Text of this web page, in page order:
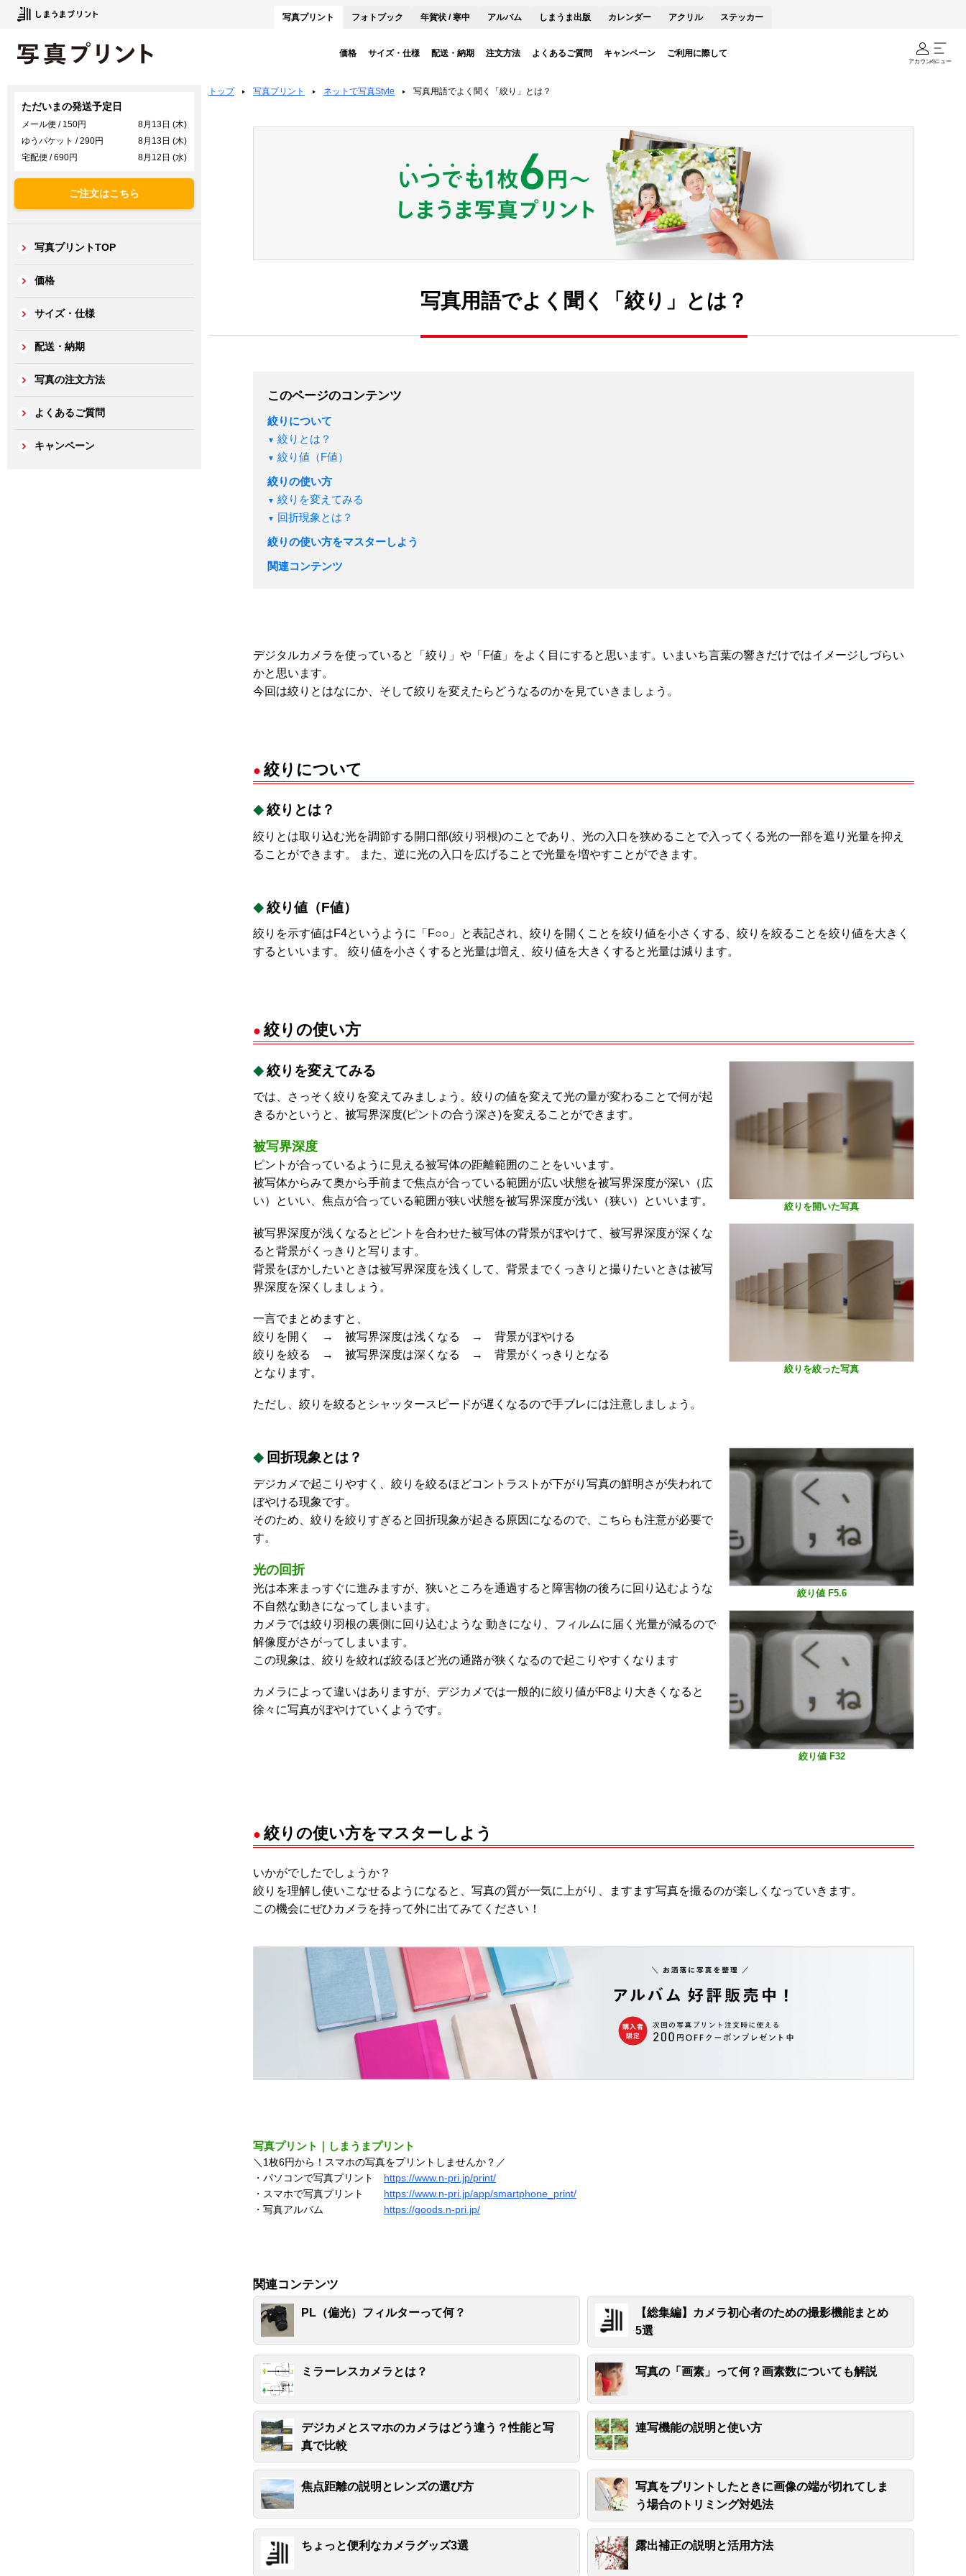
写真プリント フォトブック 年賀状 / 寒中 アルバム しまうま出版 カレンダー アクリル ステッカー
価格 サイズ・仕様 配送・納期 注文方法 よくあるご質問 キャンペーン ご利用に際して
アカウントメニュー
ただいまの発送予定日
メール便 / 150円
8月13日 (木)
ゆうパケット / 290円
8月13日 (木)
宅配便 / 690円
8月12日 (水)
ご注文はこちら
写真プリントTOP
価格
サイズ・仕様
配送・納期
写真の注文方法
よくあるご質問
キャンペーン
トップ 写真プリント ネットで写真Style 写真用語でよく聞く「絞り」とは？
写真用語でよく聞く「絞り」とは？
このページのコンテンツ
絞りについて
絞りとは？
絞り値（F値）
絞りの使い方
絞りを変えてみる
回折現象とは？
絞りの使い方をマスターしよう
関連コンテンツ
デジタルカメラを使っていると「絞り」や「F値」をよく目にすると思います。いまいち言葉の響きだけではイメージしづらい
かと思います。
今回は絞りとはなにか、そして絞りを変えたらどうなるのかを見ていきましょう。
絞りについて
絞りとは？
絞りとは取り込む光を調節する開口部(絞り羽根)のことであり、光の入口を狭めることで入ってくる光の一部を遮り光量を抑え
ることができます。 また、逆に光の入口を広げることで光量を増やすことができます。
絞り値（F値）
絞りを示す値はF4というように「F○○」と表記され、絞りを開くことを絞り値を小さくする、絞りを絞ることを絞り値を大きく
するといいます。 絞り値を小さくすると光量は増え、絞り値を大きくすると光量は減ります。
絞りの使い方
絞りを変えてみる
では、さっそく絞りを変えてみましょう。絞りの値を変えて光の量が変わることで何が起
きるかというと、被写界深度(ピントの合う深さ)を変えることができます。
被写界深度
ピントが合っているように見える被写体の距離範囲のことをいいます。
被写体からみて奥から手前まで焦点が合っている範囲が広い状態を被写界深度が深い（広
い）といい、焦点が合っている範囲が狭い状態を被写界深度が浅い（狭い）といいます。
被写界深度が浅くなるとピントを合わせた被写体の背景がぼやけて、被写界深度が深くな
ると背景がくっきりと写ります。
背景をぼかしたいときは被写界深度を浅くして、背景までくっきりと撮りたいときは被写
界深度を深くしましょう。
一言でまとめますと、
絞りを開く → 被写界深度は浅くなる → 背景がぼやける
絞りを絞る → 被写界深度は深くなる → 背景がくっきりとなる
となります。
ただし、絞りを絞るとシャッタースピードが遅くなるので手ブレには注意しましょう。
絞りを開いた写真
絞りを絞った写真
回折現象とは？
デジカメで起こりやすく、絞りを絞るほどコントラストが下がり写真の鮮明さが失われて
ぼやける現象です。
そのため、絞りを絞りすぎると回折現象が起きる原因になるので、こちらも注意が必要で
す。
光の回折
光は本来まっすぐに進みますが、狭いところを通過すると障害物の後ろに回り込むような
不自然な動きになってしまいます。
カメラでは絞り羽根の裏側に回り込むような 動きになり、フィルムに届く光量が減るので
解像度がさがってしまいます。
この現象は、絞りを絞れば絞るほど光の通路が狭くなるので起こりやすくなります
カメラによって違いはありますが、デジカメでは一般的に絞り値がF8より大きくなると
徐々に写真がぼやけていくようです。
絞り値 F5.6
絞り値 F32
絞りの使い方をマスターしよう
いかがでしたでしょうか？
絞りを理解し使いこなせるようになると、写真の質が一気に上がり、ますます写真を撮るのが楽しくなっていきます。
この機会にぜひカメラを持って外に出てみてください！
写真プリント｜しまうまプリント
＼1枚6円から！スマホの写真をプリントしませんか？／
・パソコンで写真プリント https://www.n-pri.jp/print/
・スマホで写真プリント https://www.n-pri.jp/app/smartphone_print/
・写真アルバム https://goods.n-pri.jp/
関連コンテンツ
PL（偏光）フィルターって何？
【総集編】カメラ初心者のための撮影機能まとめ
5選
ミラーレスカメラとは？ 写真の「画素」って何？画素数についても解説
デジカメとスマホのカメラはどう違う？性能と写
真で比較
連写機能の説明と使い方
焦点距離の説明とレンズの選び方
写真をプリントしたときに画像の端が切れてしま
う場合のトリミング対処法
ちょっと便利なカメラグッズ3選 露出補正の説明と活用方法